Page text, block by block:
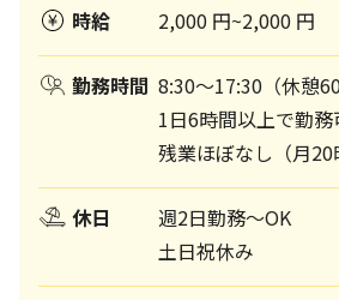
時給 2,000 円~2,000 円
勤務時間 8:30～17:30（休憩60
1日6時間以上で勤務
残業ほぼなし（月20
休日
週2日勤務～OK
土日祝休み